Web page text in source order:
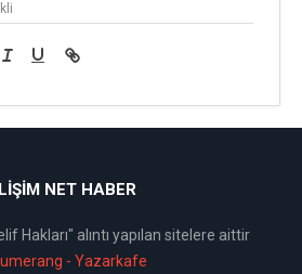
NET HABER
Hakları" alıntı yapılan sitelere aittir